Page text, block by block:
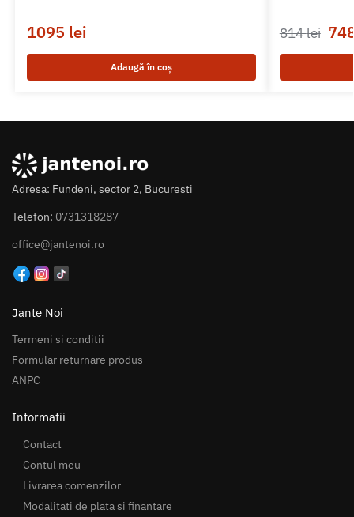
1095 lei
Adaugă în coș
814lei
Adresa: Fundeni, sector 2, Bucuresti
Telefon: 0731318287
office@jantenoi.ro
Jante Noi
Termeni si conditii
Formular returnare produs
ANPC
Informatii
Contact
Contul meu
Livrarea comenzilor
Modalitati de plata si finantare